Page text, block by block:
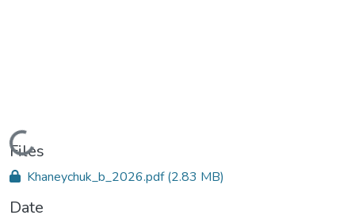
Loading...
Files
Khaneychuk_b_2026.pdf(2.83 MB)
Date